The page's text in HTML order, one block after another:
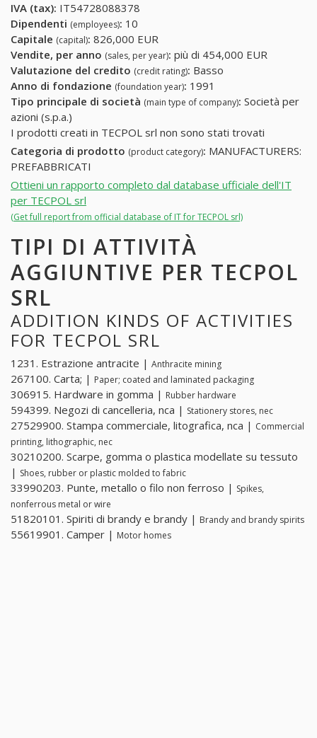
IVA (tax): IT54728088378
Dipendenti (employees): 10
Capitale (capital): 826,000 EUR
Vendite, per anno (sales, per year): più di 454,000 EUR
Valutazione del credito (credit rating): Basso
Anno di fondazione (foundation year): 1991
Tipo principale di società (main type of company): Società per
azioni (s.p.a.)
I prodotti creati in TECPOL srl non sono stati trovati
Categoria di prodotto (product category): MANUFACTURERS:
PREFABBRICATI
Ottieni un rapporto completo dal database ufficiale dell'IT
per TECPOL srl
(Get full report from official database of IT for TECPOL srl)
TIPI DI ATTIVITÀ
AGGIUNTIVE PER TECPOL
SRL
ADDITION KINDS OF ACTIVITIES
FOR TECPOL SRL
1231. Estrazione antracite | Anthracite mining
267100. Carta; | Paper; coated and laminated packaging
306915. Hardware in gomma | Rubber hardware
594399. Negozi di cancelleria, nca | Stationery stores, nec
27529900. Stampa commerciale, litografica, nca | Commercial
printing, lithographic, nec
30210200. Scarpe, gomma o plastica modellate su tessuto
| Shoes, rubber or plastic molded to fabric
33990203. Punte, metallo o filo non ferroso | Spikes,
nonferrous metal or wire
51820101. Spiriti di brandy e brandy | Brandy and brandy spirits
55619901. Camper | Motor homes